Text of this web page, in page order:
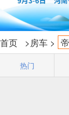
首页 >房车 >
热门